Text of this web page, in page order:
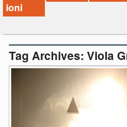
Chi siamo
Contatti
ioni
Tag Archives: Viola